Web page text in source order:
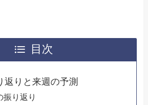
目次
返りと来週の予測
振り返り